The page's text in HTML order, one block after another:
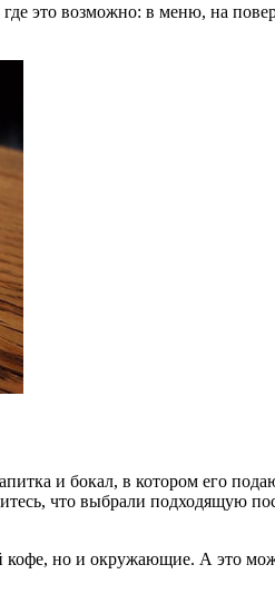
это возможно: в меню, на
и бокал, в котором его
что выбрали
но и окружающие. А это